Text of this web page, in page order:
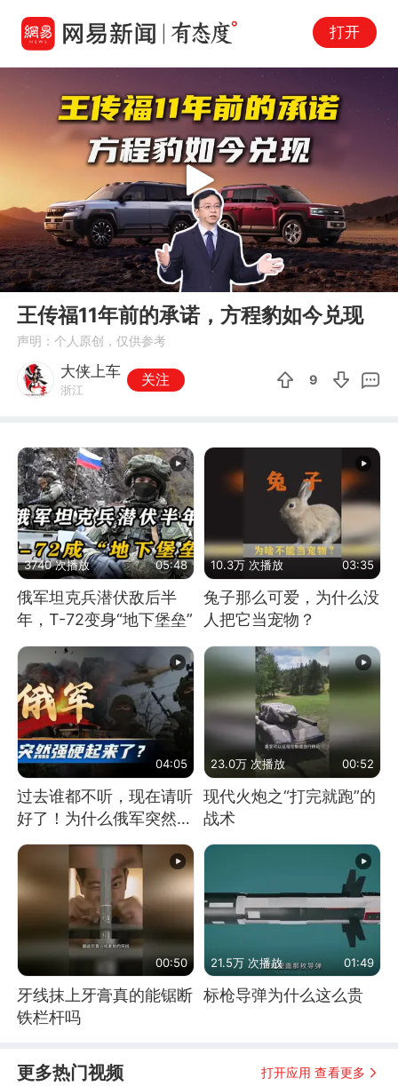
打开
00:00 02:16
Play
王传福11年前的承诺，方程豹如今兑现
声明：个人原创，仅供参考
大侠上车
浙江
关注 9
3740 次播放 05:48
俄军坦克兵潜伏敌后半
年，T-72变身“地下堡垒”
10.3万 次播放 03:35
兔子那么可爱，为什么没
人把它当宠物？
04:05
过去谁都不听，现在请听
好了！为什么俄军突然强
硬起来了？
23.0万 次播放 00:52
现代火炮之“打完就跑”的
战术
00:50
牙线抹上牙膏真的能锯断
铁栏杆吗
21.5万 次播放 01:49
标枪导弹为什么这么贵
更多热门视频 打开应用 查看更多